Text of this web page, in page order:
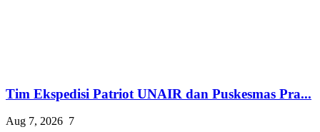
Tim Ekspedisi Patriot UNAIR dan Puskesmas Pra...
Aug 7, 2026 7